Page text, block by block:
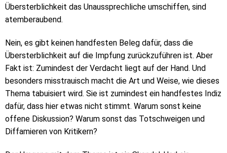
Übersterblichkeit das Unaussprechliche umschiffen, sind
atemberaubend.
Nein, es gibt keinen handfesten Beleg dafür, dass die
Übersterblichkeit auf die Impfung zurückzuführen ist. Aber
Fakt ist: Zumindest der Verdacht liegt auf der Hand. Und
besonders misstrauisch macht die Art und Weise, wie dieses
Thema tabuisiert wird. Sie ist zumindest ein handfestes Indiz
dafür, dass hier etwas nicht stimmt. Warum sonst keine
offene Diskussion? Warum sonst das Totschweigen und
Diffamieren von Kritikern?